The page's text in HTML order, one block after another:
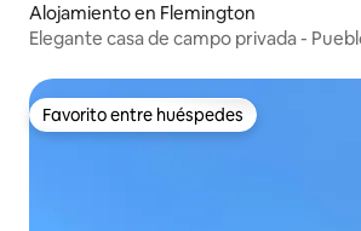
Alojamiento en Flemington
Elegante casa de campo privada -
Favorito entre huéspedes
Favorito entre huéspedes